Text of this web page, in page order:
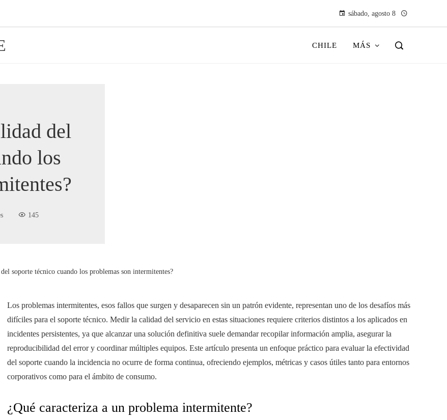
sábado, agosto 8
CHILE MÁS
del
los
145
soporte técnico cuando los problemas son intermitentes?
Los problemas intermitentes, esos fallos que surgen y desaparecen sin un patrón evidente, representan uno de los desafíos más
difíciles para el soporte técnico. Medir la calidad del servicio en estas situaciones requiere criterios distintos a los aplicados en
incidentes persistentes, ya que alcanzar una solución definitiva suele demandar recopilar información amplia, asegurar la
reproducibilidad del error y coordinar múltiples equipos. Este artículo presenta un enfoque práctico para evaluar la efectividad
del soporte cuando la incidencia no ocurre de forma continua, ofreciendo ejemplos, métricas y casos útiles tanto para entornos
corporativos como para el ámbito de consumo.
¿Qué caracteriza a un problema intermitente?